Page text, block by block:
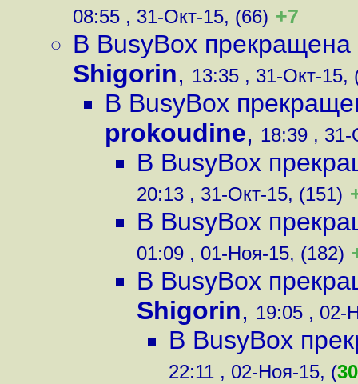
08:55 , 31-Окт-15, (66) +7
В BusyBox
Shigorin, 13:35 , 31-Окт-15,
В BusyBox
prokoudine, 18:39 ,
В BusyBox
20:13 , 31-Окт-15, (151)
В BusyBox
01:09 , 01-Ноя-15, (182)
В BusyBox
Shigorin, 19:05 , 02-
В BusyBox
22:11 , 02-Ноя-15, (